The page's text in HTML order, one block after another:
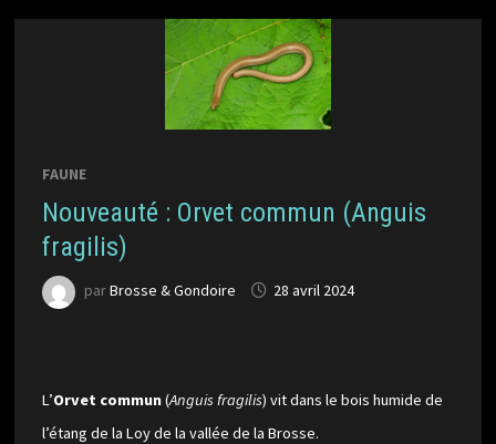
FAUNE
Nouveauté : Orvet commun (Anguis
fragilis)
parBrosse & Gondoire 28 avril 2024
L’Orvet commun(Anguis fragilis) vit dans le bois humide de
l’étang de la Loy de la vallée de la Brosse.